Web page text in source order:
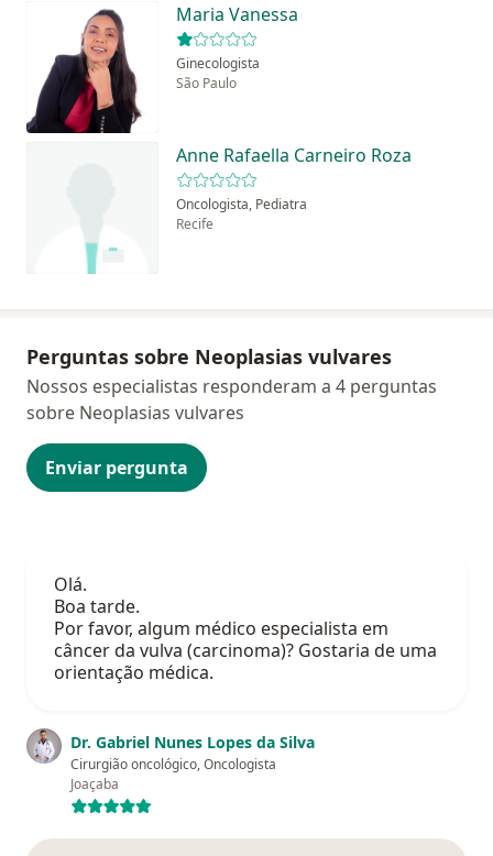
Maria Vanessa
Ginecologista
São Paulo
Anne Rafaella Carneiro Roza
Oncologista, Pediatra
Recife
Perguntas sobre Neoplasias vulvares
Enviar pergunta
Nossos especialistas responderam a 4 perguntas
sobre Neoplasias vulvares
Olá.
Boa tarde.
Por favor, algum médico especialista em
câncer da vulva (carcinoma)? Gostaria de uma
orientação médica.
Dr. Gabriel Nunes Lopes da Silva
Cirurgião oncológico, Oncologista
Joaçaba